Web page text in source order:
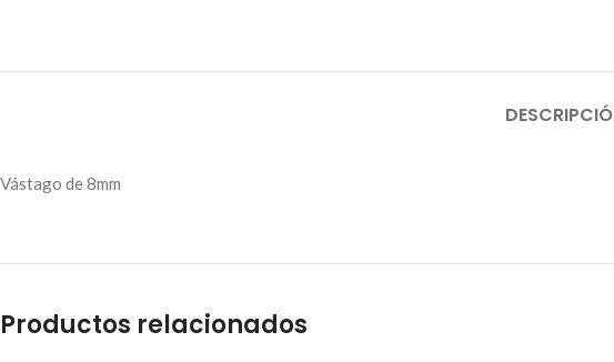
Vástago de 8mm
Productos relacionados